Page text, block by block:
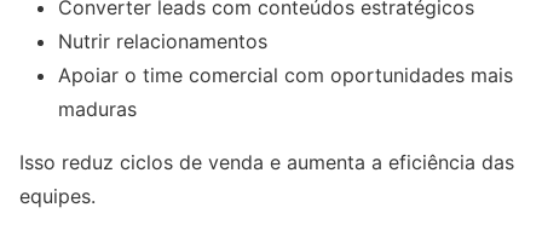
Converter leads com conteúdos estratégicos
Nutrir relacionamentos
Apoiar o time comercial com oportunidades mais
maduras
Isso reduz ciclos de venda e aumenta a eficiência das
equipes.